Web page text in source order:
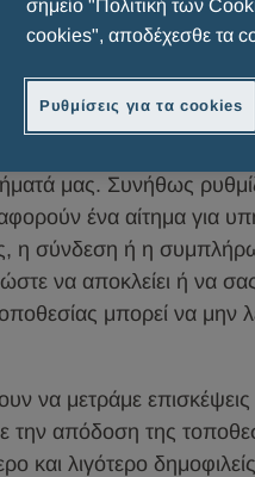
των cookies που
αυτού του Ιστότοπου.
για τη λειτουργία του
μας. Συνήθως
ένα αίτημα για
η σύνδεση ή η
να αποκλείει ή να σας
μπορεί να μην
να μετράμε
την απόδοση της
και λιγότερο
σημείο "Πολιτική των
cookies", αποδέχεσθε τα
Ρυθμίσεις για τα cookies